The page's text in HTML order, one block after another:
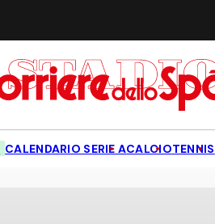
CALENDARIO SERIE ACALCIOTENNIS